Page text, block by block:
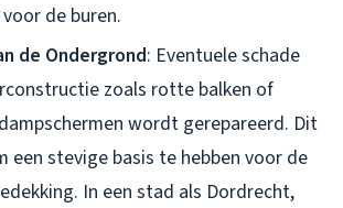
de buren.
de Ondergrond: Eventuele schade
zoals rotte balken of
wordt gerepareerd. Dit
een stevige basis te hebben voor de
In een stad als Dordrecht,